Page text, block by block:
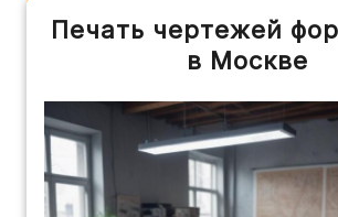
Печать чертежей
в Москве